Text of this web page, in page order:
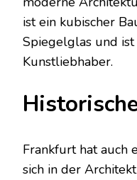
ist ein kubischer
Spiegelglas und
Kunstliebhaber.
Frankfurt hat auch
sich in der